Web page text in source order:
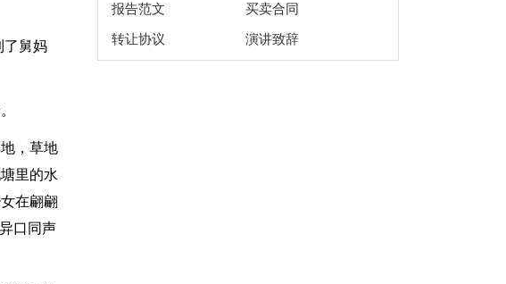
了舅妈
，草地
里的水
在翩翩
口同声
报告范文 买卖合同
转让协议 演讲致辞